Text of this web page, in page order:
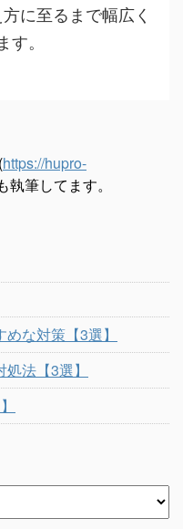
に至るまで幅広く
。
https://hupro-
執筆してます。
な対策【3選】
法【3選】